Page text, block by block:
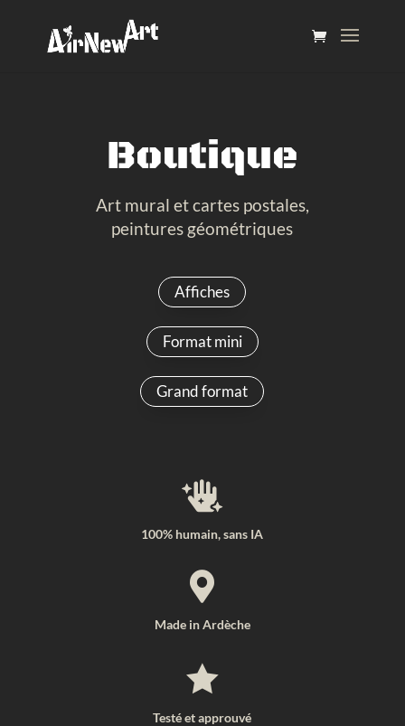
Boutique
Art mural et cartes postales,
peintures géométriques
Affiches
Format mini
Grand format

100% humain, sans IA

Made in Ardèche

Testé et approuvé